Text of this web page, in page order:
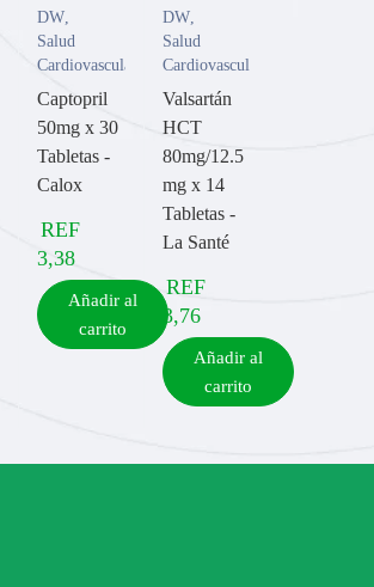
DW,
Salud
Cardiovascular
Captopril
50mg x 30
Tabletas -
Calox
REF
3,38
Añadir al
carrito
DW,
Salud
Cardiovascular
Valsartán
HCT
80mg/12.5
mg x 14
Tabletas -
La Santé
REF
3,76
Añadir al
carrito